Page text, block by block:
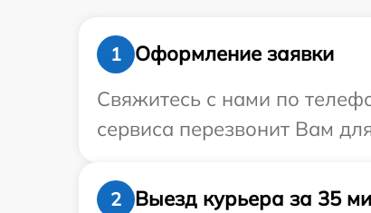
1
Оформление заявки
Свяжитесь с нами по
сервиса перезвонит Вам
2
Выезд курьера за 35